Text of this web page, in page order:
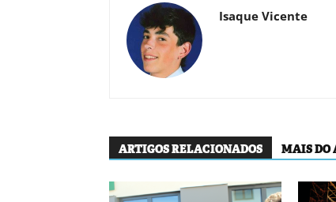
Isaque Vicente
ARTIGOS RELACIONADOS MAIS DO